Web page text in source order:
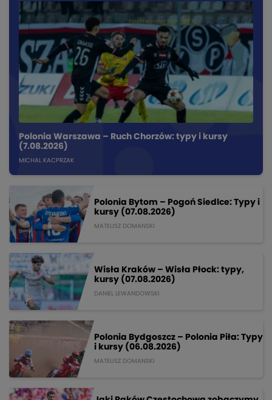
Polonia Warszawa – Ruch Chorzów: typy i kursy
(7.08.2026)
MICHAL KACPRZAK
Polonia Bytom – Pogoń Siedlce: Typy i
kursy (07.08.2026)
MATEUSZ DOMANSKI
Wisła Kraków – Wisła Płock: typy,
kursy (07.08.2026)
DANIEL LEWANDOWSKI
Polonia Bydgoszcz – Polonia Piła: Typy
i kursy (06.08.2026)
MATEUSZ DOMANSKI